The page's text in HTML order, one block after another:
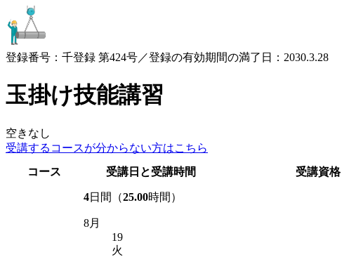
登録番号：千登録 第424号／登録の有効期間の満了日：2030.3.28
玉掛け技能講習
空きなし
受講するコースが分からない方はこちら
コース
受講日と受講時間 受講資格
4日間（25.00時間）
8月
19
火